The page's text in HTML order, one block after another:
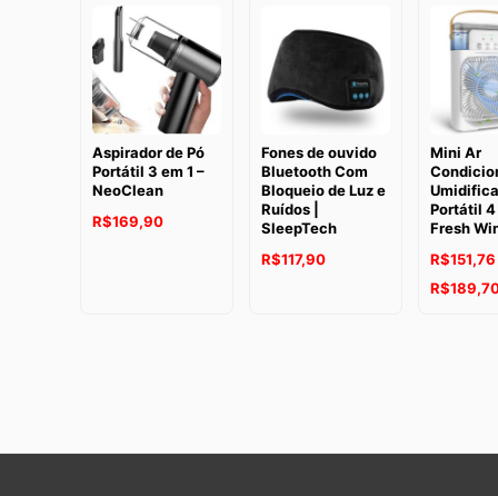
Aspirador de Pó
Portátil 3 em 1 –
NeoClean
R$169,90
Fones de ouvido
Bluetooth Com
Bloqueio de Luz e
Ruídos |
SleepTech
R$117,90
Mini Ar
Portátil 4
Fresh
R$151,76
R$